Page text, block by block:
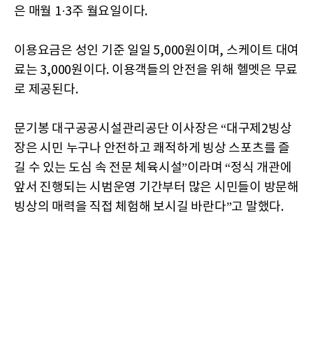
은 매월 1·3주 월요일이다.
이용요금은 성인 기준 일일 5,000원이며, 스케이트 대여
료는 3,000원이다. 이용객들의 안전을 위해 헬멧은 무료
로 제공된다.
문기봉 대구공공시설관리공단 이사장은 “대구제2빙상
장은 시민 누구나 안전하고 쾌적하게 빙상 스포츠를 즐
길 수 있는 도심 속 전문 체육시설”이라며 “정식 개관에
앞서 진행되는 시범운영 기간부터 많은 시민들이 방문해
빙상의 매력을 직접 체험해 보시길 바란다”고 말했다.